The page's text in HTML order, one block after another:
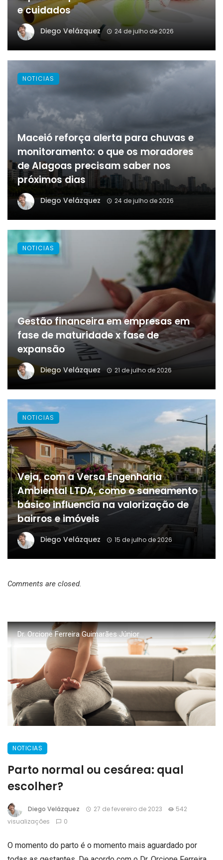
e cuidados
Diego Velázquez 24 de julho de 2026
Maceió reforça alerta para chuvas e
monitoramento: o que os moradores
de Alagoas precisam saber nos
próximos dias
Diego Velázquez 24 de julho de 2026
NOTICIAS
Gestão financeira em empresas em
fase de maturidade x fase de
expansão
Diego Velázquez 21 de julho de 2026
NOTICIAS
Veja, com a Versa Engenharia
Ambiental LTDA, como o saneamento
básico influencia na valorização de
bairros e imóveis
Diego Velázquez 15 de julho de 2026
NOTICIAS
Comments are closed.
Dr. Orcione Ferreira Guimarães Júnior
NOTICIAS
Parto normal ou cesárea: qual
escolher?
Diego Velázquez 27 de fevereiro de 2023
542
visualizações
0
O momento do parto é o momento mais aguardado por